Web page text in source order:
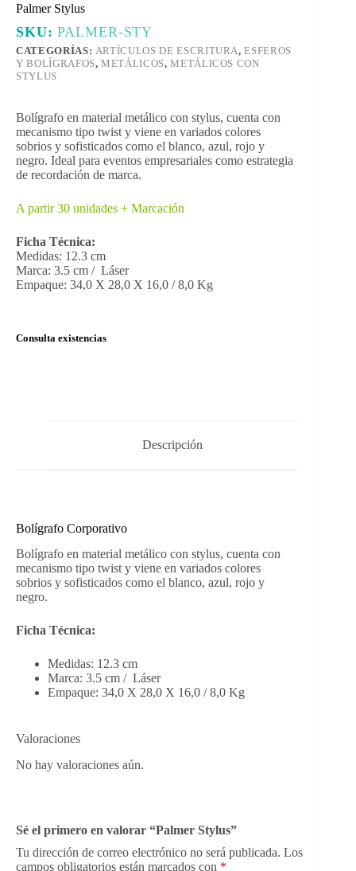
Palmer Stylus
SKU:PALMER-STY
CATEGORÍAS: ARTÍCULOS DE ESCRITURA,ESFEROS
Y BOLÍGRAFOS,METÁLICOS,METÁLICOS CON
STYLUS
Bolígrafo en material metálico con stylus, cuenta con
mecanismo tipo twist y viene en variados colores
sobrios y sofisticados como el blanco, azul, rojo y
negro. Ideal para eventos empresariales como estrategia
de recordación de marca.
A partir 30 unidades + Marcación
Ficha Técnica:
Medidas: 12.3 cm
Marca: 3.5 cm / Láser
Empaque: 34,0 X 28,0 X 16,0 / 8,0 Kg
Consulta existencias
Descripción
Bolígrafo Corporativo
Bolígrafo en material metálico con stylus, cuenta con
mecanismo tipo twist y viene en variados colores
sobrios y sofisticados como el blanco, azul, rojo y
negro.
Ficha Técnica:
Medidas: 12.3 cm
Marca: 3.5 cm / Láser
Empaque: 34,0 X 28,0 X 16,0 / 8,0 Kg
Valoraciones
No hay valoraciones aún.
Sé el primero en valorar “Palmer Stylus”
Tu dirección de correo electrónico no será publicada. Los
campos obligatorios están marcados con *